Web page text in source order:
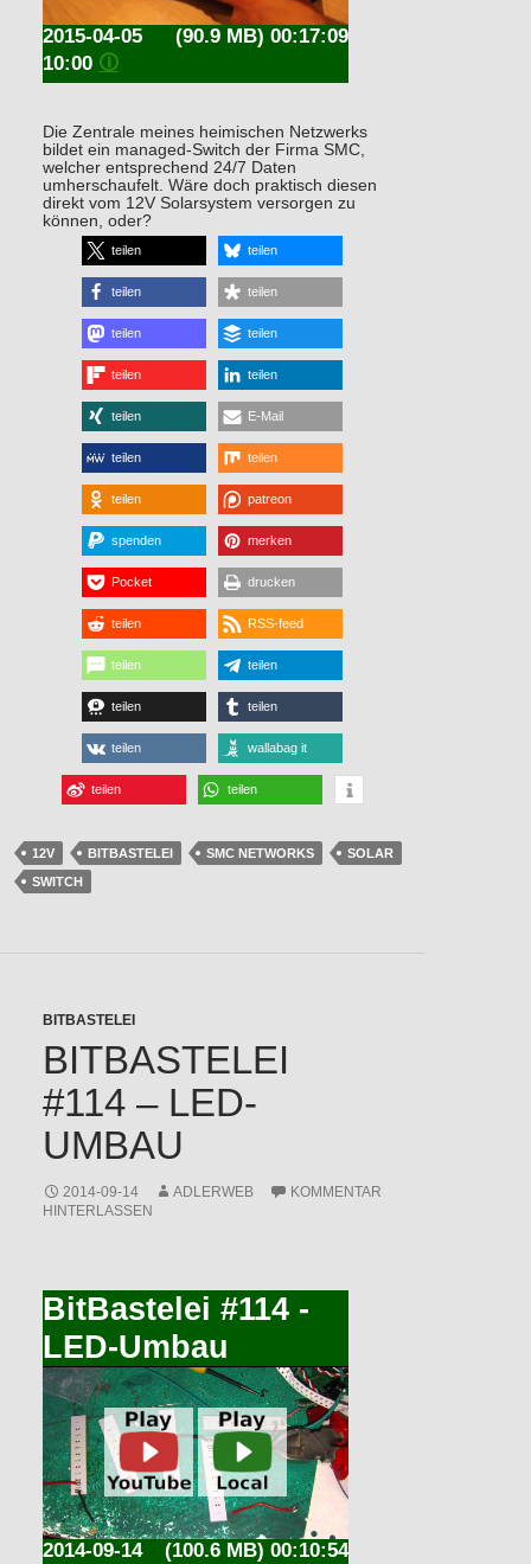
(90.9 MB) 00:17:09
2015-04-05
10:00 🛈
Die Zentrale meines heimischen Netzwerks
bildet ein managed-Switch der Firma SMC,
welcher entsprechend 24/7 Daten
umherschaufelt. Wäre doch praktisch diesen
direkt vom 12V Solarsystem versorgen zu
können, oder?
teilen teilen
teilen teilen
teilen teilen
teilen teilen
teilen E-Mail
teilen teilen
teilen patreon
spenden merken
Pocket drucken
teilen RSS-feed
teilen teilen
teilen teilen
teilen wallabag it
teilen teilen
12V BITBASTELEI SMC NETWORKS
SOLAR
SWITCH
BITBASTELEI
BITBASTELEI
#114 – LED-
UMBAU
2014-09-14 ADLERWEB
KOMMENTAR
HINTERLASSEN
BitBastelei #114 -
LED-Umbau
(100.6 MB) 00:10:54
2014-09-14